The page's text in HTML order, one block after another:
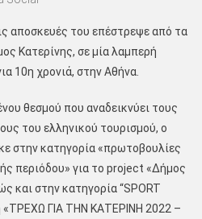
αποσκευές του επέστρεψε από τα
Κατερίνης, σε μία λαμπερή
10η χρονιά, στην Αθήνα.
θεσμού που αναδεικνύει τους
του ελληνικού τουρισμού, ο
στην κατηγορία «πρωτοβουλίες
περιόδου» για το project «Δήμος
και στην κατηγορία “SPORT
«ΤΡΕΧΩ ΓΙΑ ΤΗΝ ΚΑΤΕΡΙΝΗ 2022 –